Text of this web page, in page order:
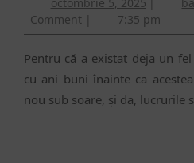
5,
2025
Comment
7:35 pm
Pentru că a existat deja un fel de SORA, de Bitcoin și X
cu ani buni înainte ca
nou sub soare, și da, lucrurile